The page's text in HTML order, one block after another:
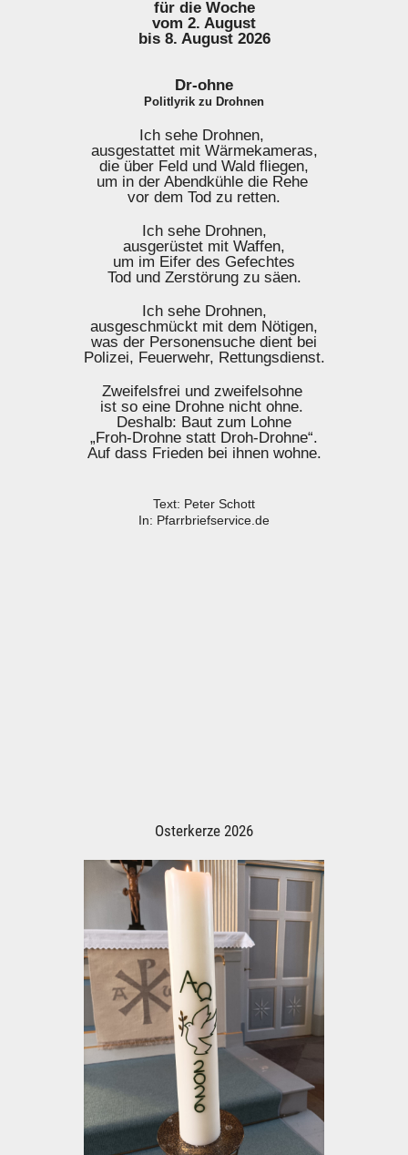
für die Woche
vom 2. August
bis 8. August 2026
Dr-ohne
Politlyrik zu Drohnen
Ich sehe Drohnen,
ausgestattet mit Wärmekameras,
die über Feld und Wald fliegen,
um in der Abendkühle die Rehe
vor dem Tod zu retten.
Ich sehe Drohnen,
ausgerüstet mit Waffen,
um im Eifer des Gefechtes
Tod und Zerstörung zu säen.
Ich sehe Drohnen,
ausgeschmückt mit dem Nötigen,
was der Personensuche dient bei
Polizei, Feuerwehr, Rettungsdienst.
Zweifelsfrei und zweifelsohne
ist so eine Drohne nicht ohne.
Deshalb: Baut zum Lohne
„Froh-Drohne statt Droh-Drohne“.
Auf dass Frieden bei ihnen wohne.
Text: Peter Schott
In: Pfarrbriefservice.de
Osterkerze 2026